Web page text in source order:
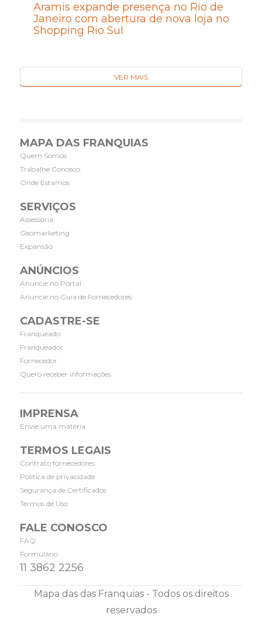
Aramis expande presença no Rio de
Janeiro com abertura de nova loja no
Shopping Rio Sul
VER MAIS
MAPA DAS FRANQUIAS
Quem Somos
Trabalhe Conosco
Onde Estamos
SERVIÇOS
Assessoria
Geomarketing
Expansão
ANÚNCIOS
Anuncie no Portal
Anuncie no Guia de Fornecedores
CADASTRE-SE
Franqueado
Franqueador
Fornecedor
Quero receber informações
IMPRENSA
Envie uma matéria
TERMOS LEGAIS
Contrato fornecedores
Política de privacidade
Segurança de Certificados
Termos de Uso
FALE CONOSCO
FAQ
Formulário
11 3862 2256
Mapa das das Franquias - Todos os direitos
reservados